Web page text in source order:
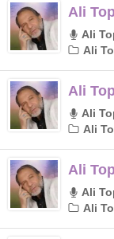
Ali
Ali
Ali
Ali
Ali
Ali
Ali
Ali
Ali